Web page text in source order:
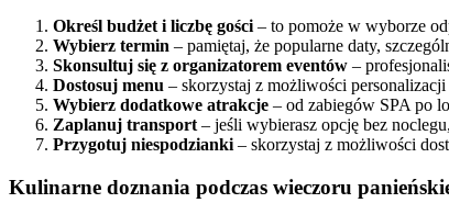
Określ budżet i liczbę gości – to pomoże w wyborze
Wybierz termin – pamiętaj, że popularne daty,
Skonsultuj się z organizatorem eventów –
Dostosuj menu – skorzystaj z możliwości
Wybierz dodatkowe atrakcje – od zabiegów SPA po
Zaplanuj transport – jeśli wybierasz opcję bez
Przygotuj niespodzianki – skorzystaj z możliwości
Kulinarne doznania podczas wieczoru